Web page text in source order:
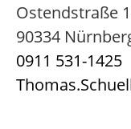
Ostendstraße
90334
0911 531-1425